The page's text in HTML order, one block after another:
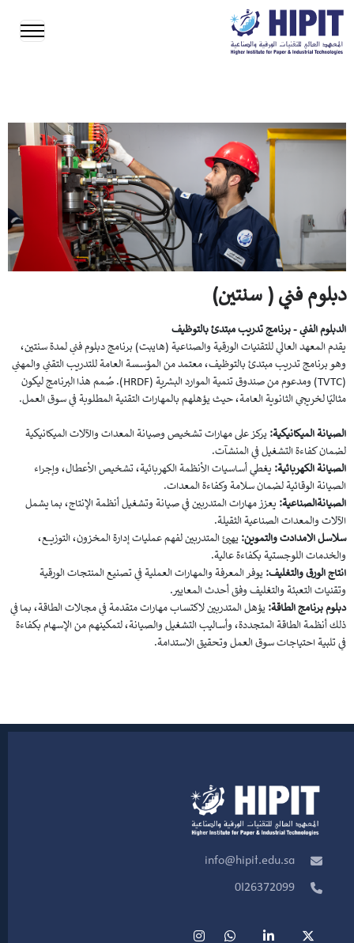
دبلوم فني ( سنتين)
الدبلوم الفني - برنامج تدريب مبتدئ بالتوظيف
يقدم المعهد العالي للتقنيات الورقية والصناعية (هايبت) برنامج دبلوم فني لمدة سنتين،
وهو برنامج تدريب مبتدئ بالتوظيف، معتمد من المؤسسة العامة للتدريب التقني والمهني
(TVTC) ومدعوم من صندوق تنمية الموارد البشرية (HRDF). صُمم هذا البرنامج ليكون
مثاليًا لخريجي الثانوية العامة، حيث يؤهلهم بالمهارات التقنية المطلوبة في سوق العمل.
الصيانة الميكانيكية: يركز على مهارات تشخيص وصيانة المعدات والآلات الميكانيكية
لضمان كفاءة التشغيل في المنشآت.
الصيانة الكهربائية: يغطي أساسيات الأنظمة الكهربائية، تشخيص الأعطال، وإجراء
الصيانة الوقائية لضمان سلامة وكفاءة المعدات.
الصيانةالصناعية: يعزز مهارات المتدربين في صيانة وتشغيل أنظمة الإنتاج، بما يشمل
الآلات والمعدات الصناعية الثقيلة.
سلاسل الامدادت والتموين: يهيئ المتدربين لفهم عمليات إدارة المخزون، التوزيع،
والخدمات اللوجستية بكفاءة عالية.
انتاج الورق والتغليف: يوفر المعرفة والمهارات العملية في تصنيع المنتجات الورقية
وتقنيات التعبئة والتغليف وفق أحدث المعايير.
دبلوم برنامج الطاقة: يؤهل المتدربين لاكتساب مهارات متقدمة في مجالات الطاقة، بما في
ذلك أنظمة الطاقة المتجددة، وأساليب التشغيل والصيانة، لتمكينهم من الإسهام بكفاءة
في تلبية احتياجات سوق العمل وتحقيق الاستدامة.
info@hipit.edu.sa
0126372099